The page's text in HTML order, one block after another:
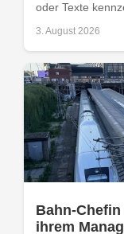
oder Texte
3. August 2026
Bahn-
ihrem